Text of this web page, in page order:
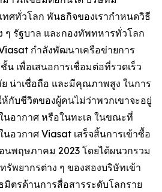
ทศทั่วโลก พันธกิจของเรากำหนดวิธี
ๆ รัฐบาล และกองทัพทหารทั่วโลก
กำลังพัฒนาเครือข่ายการ
เพื่อเสนอการเชื่อมต่อที่รวดเร็ว
น่าเชื่อถือ และมีคุณภาพสูง ในการ
ห้กับชีวิตของผู้คนไม่ว่าพวกเขาจะอยู่
อากาศ หรือในทะเล ในขณะที่
อวกาศ Viasat เสร็จสิ้นการเข้าซื้อ
นพฤษภาคม 2023 โดยได้ผนวกรวม
รัพยากรต่าง ๆ ของสองบริษัทเข้า
มิตรด้านการสื่อสารระดับโลกราย